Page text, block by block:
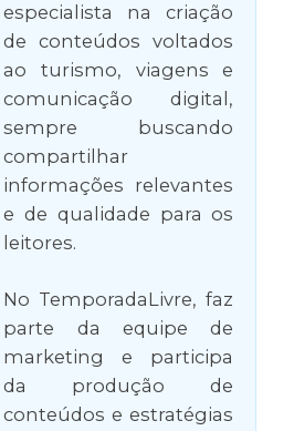
especialista na criação
de conteúdos voltados
ao turismo, viagens e
comunicação digital,
sempre buscando
compartilhar
informações relevantes
e de qualidade para os
leitores.
No TemporadaLivre, faz
parte da equipe de
marketing e participa
da produção de
conteúdos e estratégias